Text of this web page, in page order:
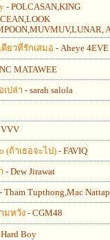
- POLCASAN,KING
ดียวที่รักเสมอ - Aheye 4EVE
MATAWEE
เปล่า - sarah salola
(ถ้าเธอจะไป)- FAVIQ
- Dew Jirawat
- Tham Tupthong,Mac
มหวัง - CGM48
Boy